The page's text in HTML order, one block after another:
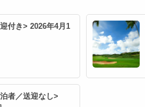
付き> 2026年4月1
者／送迎なし>